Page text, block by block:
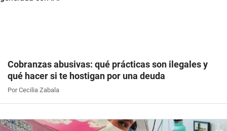
Cobranzas abusivas: qué prácticas son ilegales y
qué hacer si te hostigan por una deuda
Por Cecilia Zabala